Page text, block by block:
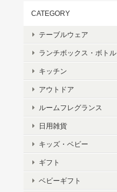
CATEGORY
テーブルウェア
ランチボックス・ボトル
キッチン
アウトドア
ルームフレグランス
日用雑貨
キッズ・ベビー
ギフト
ベビーギフト